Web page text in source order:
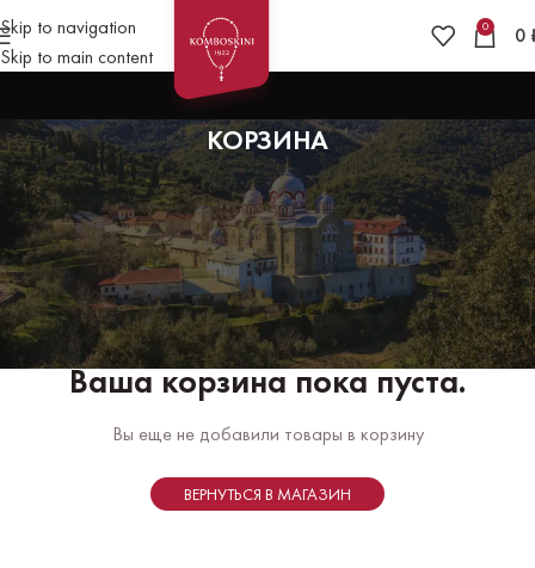
Skip to navigation
Skip to main content
0 0
КОРЗИНА
Ваша корзина пока пуста.
Вы еще не добавили товары в корзину
ВЕРНУТЬСЯ В МАГАЗИН